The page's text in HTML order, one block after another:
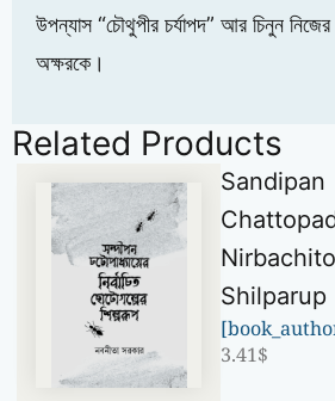
উপন্যাস “চৌথুপীর চর্যাপদ” আর চিনুন
অক্ষরকে।
Related Products
Sandipan
Shilparup
3.41$